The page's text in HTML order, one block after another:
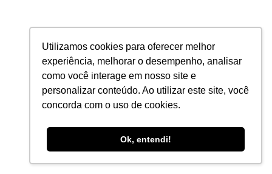
Utilizamos cookies para oferecer melhor
experiência, melhorar o desempenho, analisar
como você interage em nosso site e
personalizar conteúdo. Ao utilizar este site, você
concorda com o uso de cookies.
Ok, entendi!